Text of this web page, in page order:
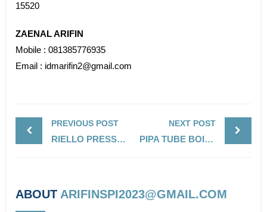
15520
ZAENAL ARIFIN
Mobile : 081385776935
Email : idmarifin2@gmail.com
PREVIOUS POST
RIELLO PRESS 1 G / BURNER LIGHT OIL
NEXT POST
PIPA TUBE BOILER MREK BENTELER DI INDONESIA
ABOUT ARIFINSPI2023@GMAIL.COM